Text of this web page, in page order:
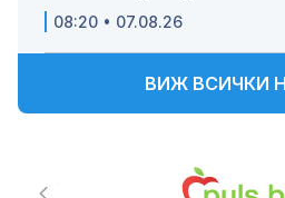
08:20 • 07.08.26
ВИЖ ВСИЧКИ